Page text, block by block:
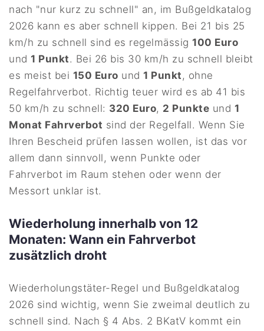
nach "nur kurz zu schnell" an, im Bußgeldkatalog
2026 kann es aber schnell kippen. Bei 21 bis 25
km/h zu schnell sind es regelmässig100 Euro
und1 Punkt. Bei 26 bis 30 km/h zu schnell bleibt
es meist bei 150 Euro und1 Punkt, ohne
Regelfahrverbot. Richtig teuer wird es ab 41 bis
50 km/h zu schnell: 320 Euro, 2 Punkte und 1
Monat Fahrverbot sind der Regelfall. Wenn Sie
Ihren Bescheid prüfen lassen wollen, ist das vor
allem dann sinnvoll, wenn Punkte oder
Fahrverbot im Raum stehen oder wenn der
Messort unklar ist.
Wiederholung innerhalb von 12
Monaten: Wann ein Fahrverbot
zusätzlich droht
Wiederholungstäter-Regel und Bußgeldkatalog
2026 sind wichtig, wenn Sie zweimal deutlich zu
schnell sind. Nach § 4 Abs. 2 BKatV kommt ein